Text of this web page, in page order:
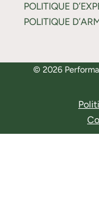
POLITIQUE
POLITIQUE
© 2026